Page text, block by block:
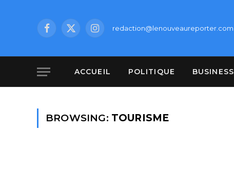
Facebook
X
Instagramredaction@lenouveaureporter.com
ACCUEIL POLITIQUE BUSINESS
BROWSING: TOURISME